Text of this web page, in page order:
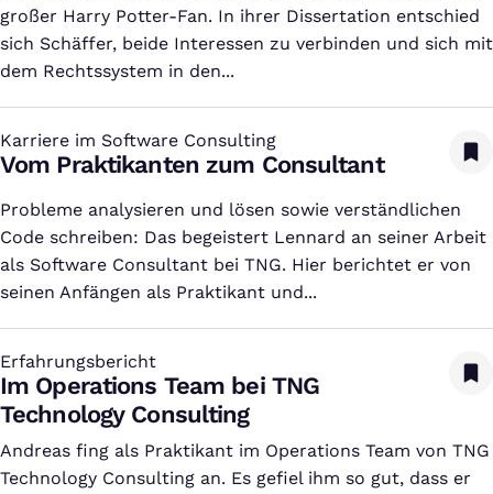
großer Harry Potter-Fan. In ihrer Dissertation entschied
sich Schäffer, beide Interessen zu verbinden und sich mit
dem Rechtssystem in den...
Karriere im Software Consulting
:
Vom Praktikanten zum Consultant
Probleme analysieren und lösen sowie verständlichen
Code schreiben: Das begeistert Lennard an seiner Arbeit
als Software Consultant bei TNG. Hier berichtet er von
seinen Anfängen als Praktikant und...
Erfahrungsbericht
:
Im Operations Team bei TNG
Technology Consulting
Andreas fing als Praktikant im Operations Team von TNG
Technology Consulting an. Es gefiel ihm so gut, dass er